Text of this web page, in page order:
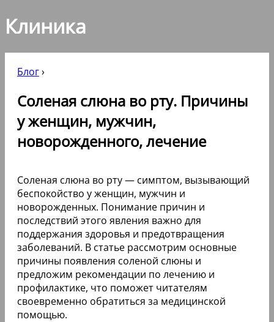
Клиника
Блог›
Соленая слюна во рту. Причины
у женщин, мужчин,
новорожденного, лечение
Соленая слюна во рту — симптом, вызывающий
беспокойство у женщин, мужчин и
новорожденных. Понимание причин и
последствий этого явления важно для
поддержания здоровья и предотвращения
заболеваний. В статье рассмотрим основные
причины появления соленой слюны и
предложим рекомендации по лечению и
профилактике, что поможет читателям
своевременно обратиться за медицинской
помощью.